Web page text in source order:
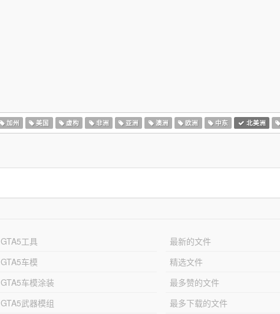
加州 美国 虚构 非洲 亚洲 澳洲 欧洲 中东 北美洲
GTA5工具
GTA5车模
GTA5车模涂装
GTA5武器模组
最新的文件
精选文件
最多赞的文件
最多下载的文件